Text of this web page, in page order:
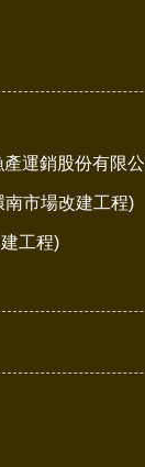
運銷股份有限公
市場改建工程)
工程)